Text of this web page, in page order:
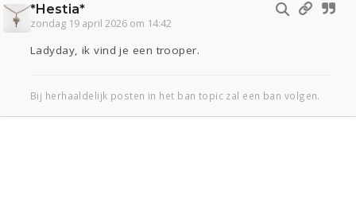
*Hestia*
zondag 19 april 2026 om 14:42
Ladyday, ik vind je een trooper.
Bij herhaaldelijk posten in het ban topic zal een ban volgen.